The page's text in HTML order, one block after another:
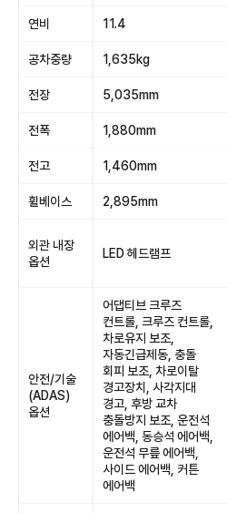
연비 11.4
공차중량 1,635kg
전장 5,035mm
전폭 1,880mm
전고 1,460mm
휠베이스 2,895mm
외관 내장
옵션
LED 헤드램프
안전/기술
(ADAS)
옵션
어댑티브 크루즈
컨트롤, 크루즈 컨트롤,
차로유지 보조,
자동긴급제동, 충돌
회피 보조, 차로이탈
경고장치, 사각지대
경고, 후방 교차
충돌방지 보조, 운전석
에어백, 동승석 에어백,
운전석 무릎 에어백,
사이드 에어백, 커튼
에어백